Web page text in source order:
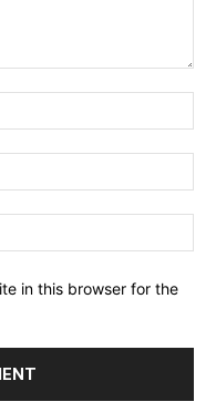
in this browser for the